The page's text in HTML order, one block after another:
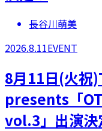
長谷川萌美
2026.8.11EVENT
8月11日(火祝
presents「
vol.3」出演決